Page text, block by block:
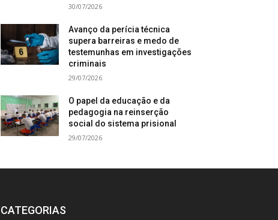
30/07/2026
Avanço da perícia técnica
supera barreiras e medo de
testemunhas em investigações
criminais
29/07/2026
O papel da educação e da
pedagogia na reinserção
social do sistema prisional
29/07/2026
CATEGORIAS